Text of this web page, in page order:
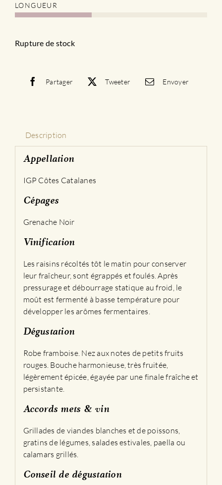
LONGUEUR
Rupture de stock
Partager Tweeter Envoyer
Description
Appellation
IGP Côtes Catalanes
Cépages
Grenache Noir
Vinification
Les raisins récoltés tôt le matin pour conserver
leur fraîcheur, sont égrappés et foulés. Après
pressurage et débourrage statique au froid, le
moût est fermenté à basse température pour
développer les arômes fermentaires.
Dégustation
Robe framboise. Nez aux notes de petits fruits
rouges. Bouche harmonieuse, très fruitée,
légèrement épicée, égayée par une finale fraîche et
persistante.
Accords mets & vin
Grillades de viandes blanches et de poissons,
gratins de légumes, salades estivales, paella ou
calamars grillés.
Conseil de dégustation